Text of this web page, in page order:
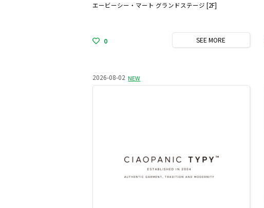
エービーシー・マート グランドステージ [2F]
0 SEEMORE
2026-08-02 NEW